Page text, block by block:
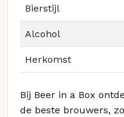
Bierstijl
Alcohol
Herkomst
Bij Beer in a Box
de beste brouwers,